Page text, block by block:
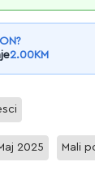
2.00KM
2025 Mali